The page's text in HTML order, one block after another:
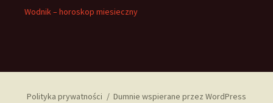
Wodnik – horoskop miesieczny
Polityka prywatności Dumnie wspierane przez WordPress